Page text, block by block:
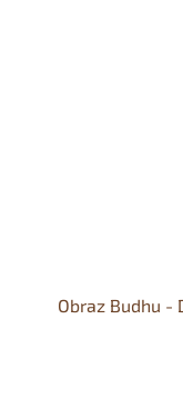
Obraz Budhu -